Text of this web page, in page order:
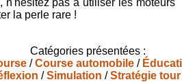
n'hésitez pas à utiliser les moteurs
la perle rare !
Catégories présentées :
/Course automobile /
/Simulation /Stratégie